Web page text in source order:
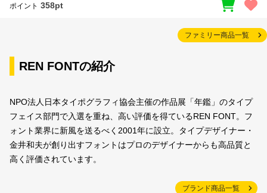
ポイント 358pt
ファミリー商品一覧
REN FONTの紹介
NPO法人日本タイポグラフィ協会主催の作品展「年鑑」のタイプ
フェイス部門で入選を重ね、高い評価を得ているREN FONT。フ
ォント業界に新風を送るべく2001年に設立。タイプデザイナー・
金井和夫が創り出すフォントはプロのデザイナーからも高品質と
高く評価されています。
ブランド商品一覧